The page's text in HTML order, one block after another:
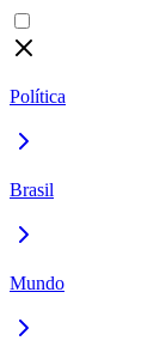
Política
Brasil
Mundo